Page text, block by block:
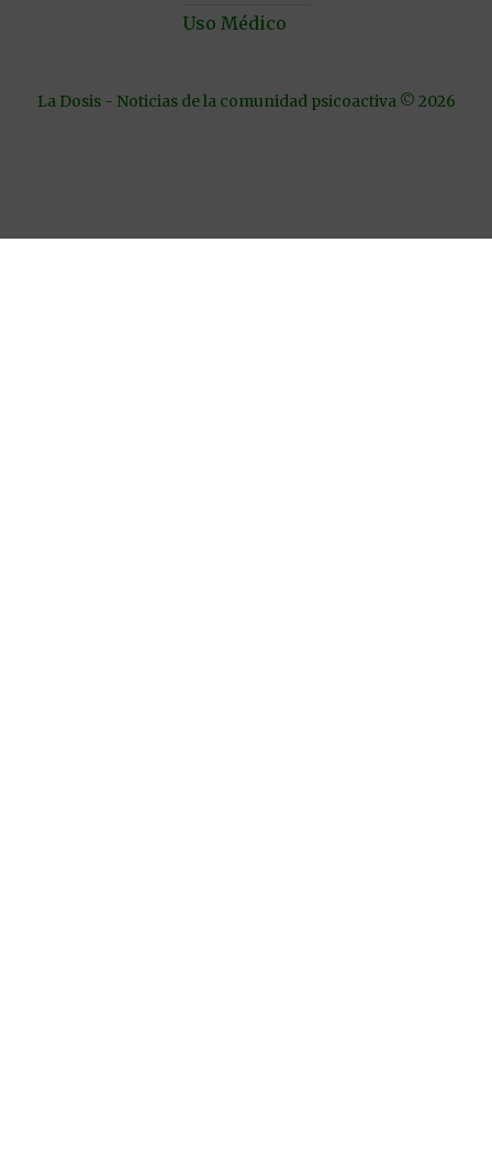
Uso Médico
La Dosis - Noticias de la comunidad psicoactiva © 2026